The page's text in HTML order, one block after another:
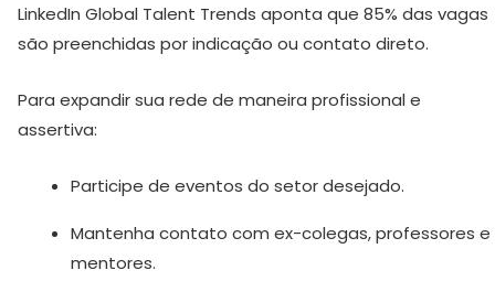
LinkedIn Global Talent Trends aponta que 85% das vagas
são preenchidas por indicação ou contato direto.
Para expandir sua rede de maneira profissional e
assertiva:
Participe de eventos do setor desejado.
Mantenha contato com ex-colegas, professores e
mentores.